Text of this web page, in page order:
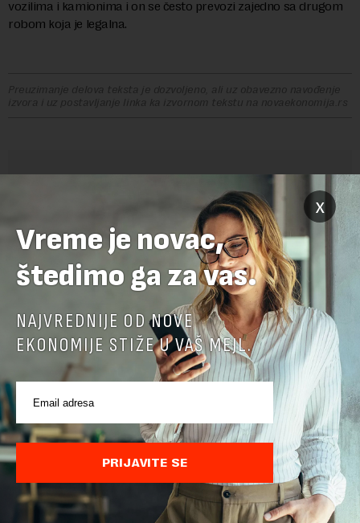
vozilima i kamionima i on se često prevozi zajedno sa drugom
robom koja je legalna.
Preuzimanje delova teksta je dozvoljeno, ali uz obavezno navođenje
izvora i uz postavljanje linka ka izvornom tekstu na novaekonomija.rs
Pre slanja komentara, molimo vas da se upoznate sa
pravilima komentarisanja i pravilima korišćenja sajta.
Sajt je zaštićen pomocu reCaptcha i Google.Google Politika
PrivatnostiiGoogle Uslovi Korišćenjasu primenjeni.
x
Vreme je novac,
štedimo ga za vas.
NAJVREDNIJE OD NOVE
EKONOMIJE STIŽE U VAŠ MEJL.
PRIJAVITE SE